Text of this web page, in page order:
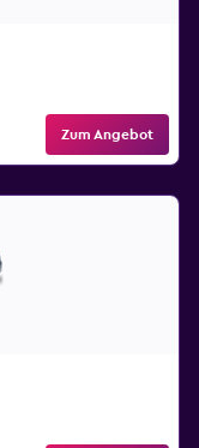
Zum Angebot